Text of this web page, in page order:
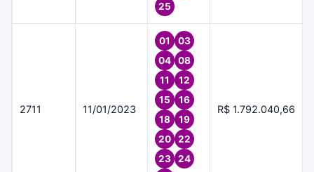
25
2711 11/01/2023
01
03
04
08
11
12
15
16
18
19
20
22
23
24
R$ 1.792.040,66